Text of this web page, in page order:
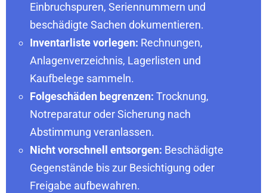
Einbruchspuren, Seriennummern und
beschädigte Sachen dokumentieren.
Inventarliste vorlegen: Rechnungen,
Anlagenverzeichnis, Lagerlisten und
Kaufbelege sammeln.
Folgeschäden begrenzen: Trocknung,
Notreparatur oder Sicherung nach
Abstimmung veranlassen.
Nicht vorschnell entsorgen: Beschädigte
Gegenstände bis zur Besichtigung oder
Freigabe aufbewahren.